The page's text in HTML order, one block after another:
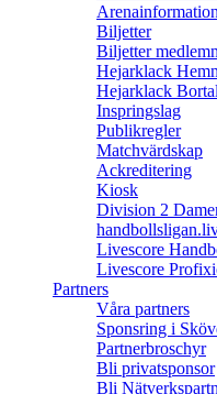
Arenainformation
Biljetter
Biljetter
Hejarklack
Hejarklack
Inspringslag
Publikregler
Matchvärdskap
Ackreditering
Kiosk
Division 2
Livescore
Livescore
Partners
Våra partners
Sponsring i
Partnerbroschyr
Bli privatsponsor
Bli